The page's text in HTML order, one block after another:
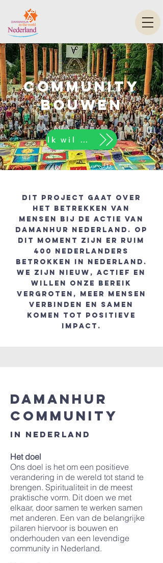
community
bouwen
Ik wil meedoen
Dit project gaat over
het betrekken van
mensen bij de actie van
Damanhur Nederland. Op
dit moment zijn er ruim
400 Nederlanders
betrokken in Nederland.
We zijn nieuw, actief en
willen onze bereik
vergroten, meer mensen
verbinden en samen
komen tot positieve
impact.
damanhur
community
in nederland
Het doel
Ons doel is het om een positieve
verandering in de wereld tot stand te
brengen. Spiritualiteit in de meest
praktische vorm. Dit doen we met
elkaar, door samen te werken samen
met anderen. Een van de belangrijke
pilaren hiervoor is bouwen en
onderhouden van een levendige
community in Nederland.